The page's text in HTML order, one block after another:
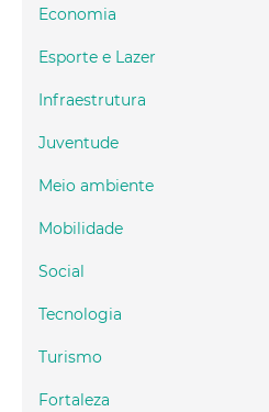
Economia
Esporte e Lazer
Infraestrutura
Juventude
Meio ambiente
Mobilidade
Social
Tecnologia
Turismo
Fortaleza